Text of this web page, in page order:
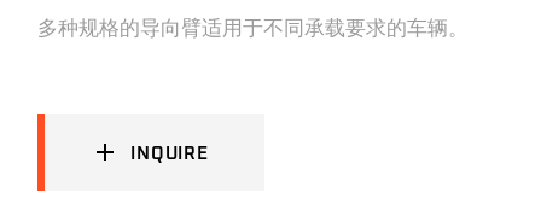
多种规格的导向臂适用于不同承载要求的车辆。
INQUIRE